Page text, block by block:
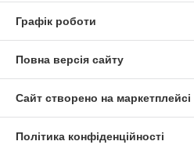
Графік роботи
Повна версія сайту
Сайт створено на маркетплейсі
Політика конфіденційності